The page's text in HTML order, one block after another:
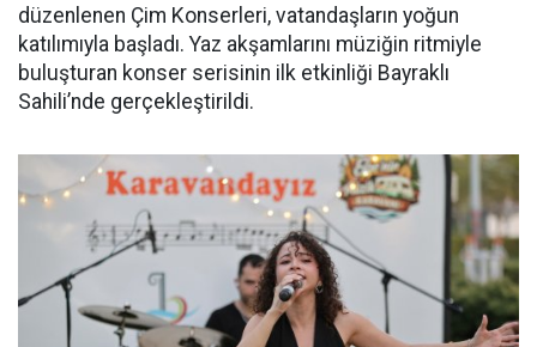
düzenlenen Çim Konserleri, vatandaşların yoğun
katılımıyla başladı. Yaz akşamlarını müziğin ritmiyle
buluşturan konser serisinin ilk etkinliği Bayraklı
Sahili’nde gerçekleştirildi.